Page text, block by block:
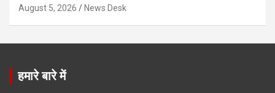
August 5, 2026 News Desk
हमारे बारे में